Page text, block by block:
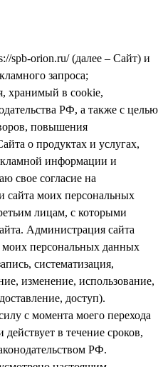
spb-orion.ru/ (далее – Сайт) и
запроса;
хранимый в cookie,
РФ, а также с целью
повышения
о продуктах и услугах,
информации и
свое согласие на
сайта моих персональных
лицам, с которыми
Администрация сайта
моих персональных данных
систематизация,
изменение, использование,
доступ).
с момента моего перехода
в течение сроков,
РФ.